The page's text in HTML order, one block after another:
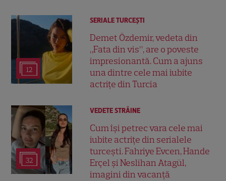
12
SERIALE TURCEŞTI
Demet Özdemir, vedeta din
„Fata din vis”, are o poveste
impresionantă. Cum a ajuns
una dintre cele mai iubite
actrițe din Turcia
32
VEDETE STRĂINE
Cum își petrec vara cele mai
iubite actrițe din serialele
turcești. Fahriye Evcen, Hande
Erçel și Neslihan Atagül,
imagini din vacanță